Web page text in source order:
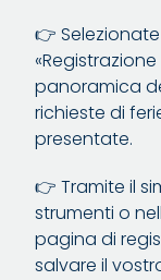
👉
panoramica
richieste di
presentate.
👉 Tramite il
strumenti o
pagina di
salvare il